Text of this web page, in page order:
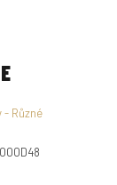
- Různé